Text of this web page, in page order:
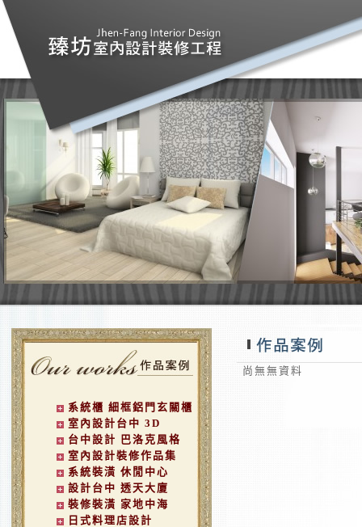
系統櫃 細框鋁門玄關櫃
室內設計台中 3D
台中設計 巴洛克風格
室內設計裝修作品集
系統裝潢 休閒中心
設計台中 透天大廈
裝修裝潢 家地中海
日式料理店設計
尚無無資料